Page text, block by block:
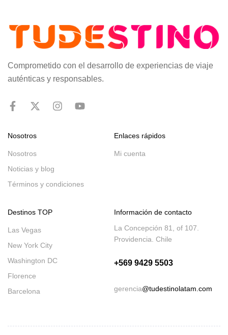
Comprometido con el desarrollo de experiencias de viaje
auténticas y responsables.
Nosotros
Nosotros
Noticias y blog
Términos y condiciones
Enlaces rápidos
Mi cuenta
Destinos TOP
Las Vegas
New York City
Washington DC
Florence
Barcelona
Información de contacto
La Concepción 81, of 107.
Providencia. Chile
+569 9429 5503
gerencia@tudestinolatam.com